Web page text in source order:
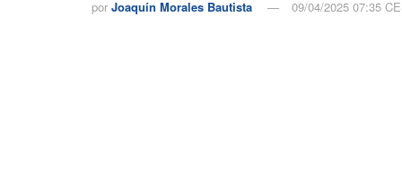
por Joaquín Morales Bautista 09/04/2025 07:35